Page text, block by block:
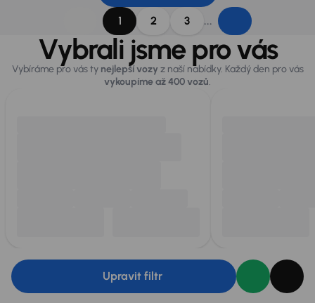
1 2 3 ...
Vybrali jsme pro vás
Vybíráme pro vás ty nejlepší vozy z naší nabídky. Každý den pro vás
vykoupíme až 400 vozů.
Upravit filtr